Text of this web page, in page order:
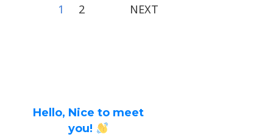
1 2 NEXT
Hello, Nice to meet
you!